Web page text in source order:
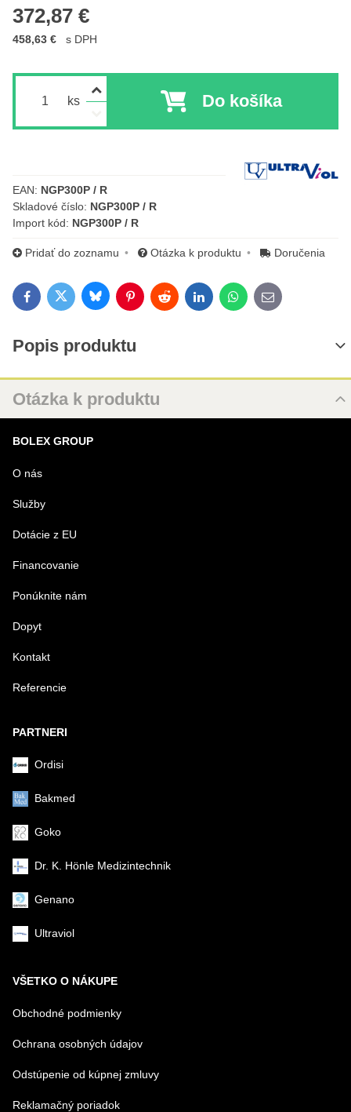
372,87 €
458,63 € s DPH
ks Do košíka
Výrobca:
EAN: NGP300P / R
Skladové číslo: NGP300P / R
Import kód: NGP300P / R
Pridať do zoznamu Otázka k produktu Doručenia
FacebookTwitterBlueskyPinterestRedditLinkedInWhatsApp
E-mail
Popis produktu
Otázka k produktu
MENO
VÁŠ E-MAIL
VAŠA OTÁZKA K PRODUKTU
Odoslať
BOLEX GROUP
O nás
Služby
Dotácie z EU
Financovanie
Ponúknite nám
Dopyt
Kontakt
Referencie
PARTNERI
Ordisi
Bakmed
Goko
Dr. K. Hönle Medizintechnik
Genano
Ultraviol
VŠETKO O NÁKUPE
Obchodné podmienky
Ochrana osobných údajov
Odstúpenie od kúpnej zmluvy
Reklamačný poriadok